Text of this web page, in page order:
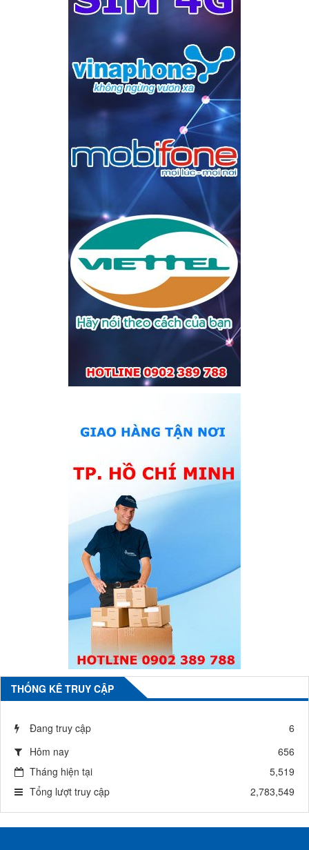
THỐNG KÊ TRUY CẬP
Đang truy cập
6
Hôm nay
656
Tháng hiện tại
5,519
Tổng lượt truy cập
2,783,549